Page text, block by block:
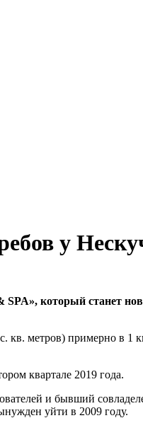
у
который станет
кв. метров) примерно в 1
квартале 2019 года.
и бывший
уйти в 2009 году.